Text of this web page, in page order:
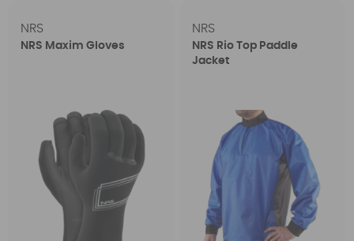
NRS
NRS Maxim Gloves
NRS
NRS Rio Top Paddle
Jacket